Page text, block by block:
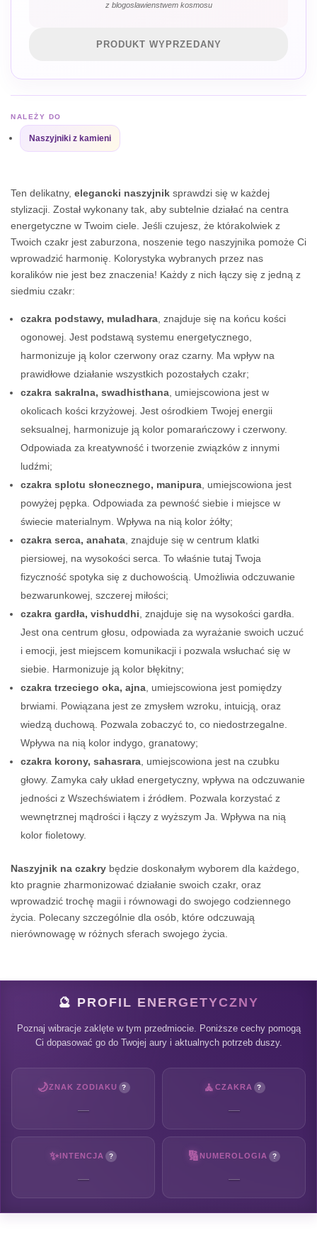
z blogoslawienstwem kosmosu
PRODUKT WYPRZEDANY
NALEŻY DO
Naszyjniki z kamieni
Ten delikatny, elegancki naszyjnik sprawdzi się w każdej
stylizacji. Został wykonany tak, aby subtelnie działać na centra
energetyczne w Twoim ciele. Jeśli czujesz, że którakolwiek z
Twoich czakr jest zaburzona, noszenie tego naszyjnika pomoże Ci
wprowadzić harmonię. Kolorystyka wybranych przez nas
koralików nie jest bez znaczenia! Każdy z nich łączy się z jedną z
siedmiu czakr:
czakra podstawy, muladhara , znajduje się na końcu kości
ogonowej. Jest podstawą systemu energetycznego,
harmonizuje ją kolor czerwony oraz czarny. Ma wpływ na
prawidłowe działanie wszystkich pozostałych czakr;
czakra sakralna, swadhisthana , umiejscowiona jest w
okolicach kości krzyżowej. Jest ośrodkiem Twojej energii
seksualnej, harmonizuje ją kolor pomarańczowy i czerwony.
Odpowiada za kreatywność i tworzenie związków z innymi
ludźmi;
czakra splotu słonecznego, manipura , umiejscowiona jest
powyżej pępka. Odpowiada za pewność siebie i miejsce w
świecie materialnym. Wpływa na nią kolor żółty;
czakra serca, anahata , znajduje się w centrum klatki
piersiowej, na wysokości serca. To właśnie tutaj Twoja
fizyczność spotyka się z duchowością. Umożliwia odczuwanie
bezwarunkowej, szczerej miłości;
czakra gardła, vishuddhi , znajduje się na wysokości gardła.
Jest ona centrum głosu, odpowiada za wyrażanie swoich uczuć
i emocji, jest miejscem komunikacji i pozwala wsłuchać się w
siebie. Harmonizuje ją kolor błękitny;
czakra trzeciego oka, ajna , umiejscowiona jest pomiędzy
brwiami. Powiązana jest ze zmysłem wzroku, intuicją, oraz
wiedzą duchową. Pozwala zobaczyć to, co niedostrzegalne.
Wpływa na nią kolor indygo, granatowy;
czakra korony, sahasrara , umiejscowiona jest na czubku
głowy. Zamyka cały układ energetyczny, wpływa na odczuwanie
jedności z Wszechświatem i źródłem. Pozwala korzystać z
wewnętrznej mądrości i łączy z wyższym Ja. Wpływa na nią
kolor fioletowy.
Naszyjnik na czakry będzie doskonałym wyborem dla każdego,
kto pragnie zharmonizować działanie swoich czakr, oraz
wprowadzić trochę magii i równowagi do swojego codziennego
życia. Polecany szczególnie dla osób, które odczuwają
nierównowagę w różnych sferach swojego życia.
🔮 PROFIL ENERGETYCZNY
Poznaj wibracje zaklęte w tym przedmiocie. Poniższe cechy pomogą
Ci dopasować go do Twojej aury i aktualnych potrzeb duszy.
🌙ZNAK ZODIAKU ?
—
🧘 CZAKRA ?
—
✨INTENCJA ?
—
🔢NUMEROLOGIA ?
—